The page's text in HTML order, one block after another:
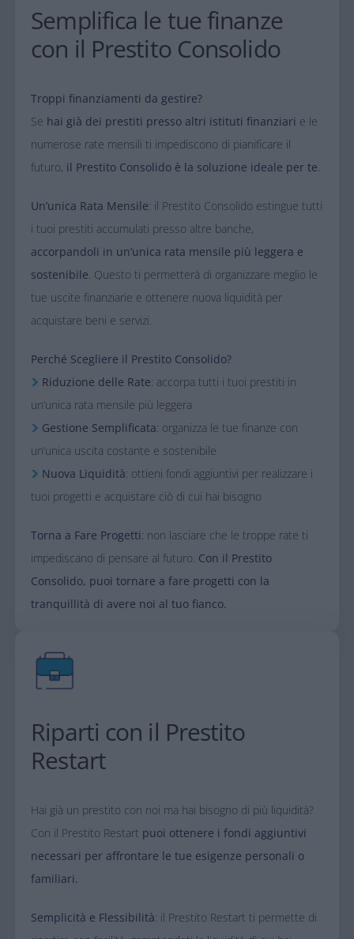
Semplifica le tue finanze
con il Prestito Consolido​
​Troppi finanziamenti da gestire?
Se hai già dei prestiti presso altri istituti finanziari e le
numerose rate mensili ti impediscono di pianificare il
futuro, il Prestito Consolido è la soluzione ideale per te.​
​Un’unica Rata Mensile: il Prestito Consolido estingue tutti
i tuoi prestiti accumulati presso altre banche,
accorpandoli in un’unica rata mensile più leggera e
sostenibile. Questo ti permetterà di organizzare meglio le
tue uscite finanziarie e ottenere nuova liquidità per
acquistare beni e servizi.​
​Perché Scegliere il Prestito Consolido?​
Riduzione delle Rate: accorpa tutti i tuoi prestiti in
un’unica rata mensile più leggera
Gestione Semplificata: organizza le tue finanze con
un’unica uscita costante e sostenibile
Nuova Liquidità: ottieni fondi aggiuntivi per realizzare i
tuoi progetti e acquistare ciò di cui hai bisogno
​Torna a Fare Progetti: non lasciare che le troppe rate ti
impediscano di pensare al futuro. Con il Prestito
Consolido, puoi tornare a fare progetti con la
tranquillità di avere noi al tuo fianco.​
Riparti con il Prestito
Restart​
​Hai già un prestito con noi ma hai bisogno di più liquidità?
Con il Prestito Restart puoi ottenere i fondi aggiuntivi
necessari per affrontare le tue esigenze personali o
familiari.​
​Semplicità e Flessibilità: il Prestito Restart ti permette di